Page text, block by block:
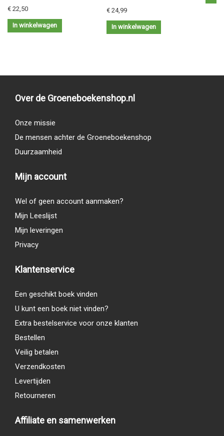
€ 22,50
In winkelwagen
€ 24,99
In winkelwagen
Over de Groeneboekenshop.nl
Onze missie
De mensen achter de Groeneboekenshop
Duurzaamheid
Mijn account
Wel of geen account aanmaken?
Mijn Leeslijst
Mijn leveringen
Privacy
Klantenservice
Een geschikt boek vinden
U kunt een boek niet vinden?
Extra bestelservice voor onze klanten
Bestellen
Veilig betalen
Verzendkosten
Levertijden
Retourneren
Affiliate en samenwerken